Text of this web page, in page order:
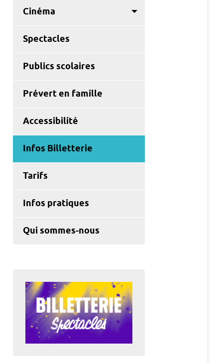
Cinéma
Spectacles
Publics scolaires
Prévert en famille
Accessibilité
Infos Billetterie
Tarifs
Infos pratiques
Qui sommes-nous